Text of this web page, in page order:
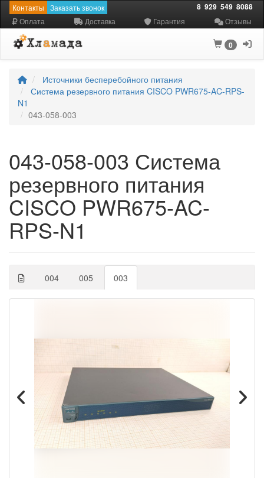
Контакты Заказать звонок 8 929 549 8088
Оплата Доставка Гарантия Отзывы
0
Источники бесперебойного питания
Система резервного питания CISCO PWR675-AC-RPS-
N1
043-058-003
043-058-003 Система
резервного питания
CISCO PWR675-AC-
RPS-N1
004 005 003